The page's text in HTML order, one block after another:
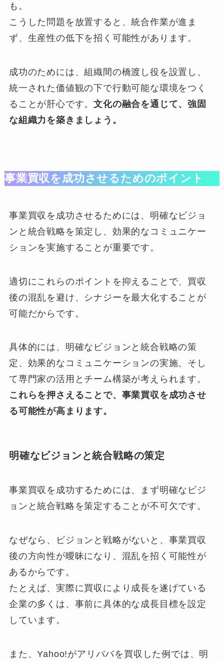
も。
こうした問題を放置すると、統合作業が進ま
ず、生産性の低下を招く可能性があります。
成功のためには、組織間の橋渡し役を設置し、
統一された価値観の下で行動可能な環境をつく
ることが肝心です。文化の融合を通じて、強固
な組織力を築きましょう。
事業買収を成功させるためのポイント
事業買収を成功させるためには、明確なビジョ
ンと統合戦略を策定し、効果的なコミュニケー
ションを実施することが重要です。
適切にこれらのポイントを抑えることで、買収
後の混乱を避け、シナジーを最大化することが
可能だからです。
具体的には、明確なビジョンと統合戦略の策
定、効果的なコミュニケーションの実施、そし
て専門家の活用とチーム構築が考えられます。
これらを押さえることで、事業買収を成功させ
る可能性が高まります。
明確なビジョンと統合戦略の策定
事業買収を成功するためには、まず明確なビジ
ョンと統合戦略を策定することが不可欠です。
なぜなら、ビジョンと戦略がないと、事業買収
後の方向性が曖昧になり、混乱を招く可能性が
あるからです。
たとえば、実際に買収により成長を遂げている
企業の多くは、事前に具体的な成長目標を設定
しています。
また、Yahoo!がアリババを買収した例では、明